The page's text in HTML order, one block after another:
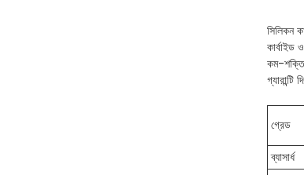
সিলিকন
কার্বাইড
কম-
গ্রেড
ব্যাসার্ধ